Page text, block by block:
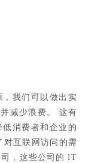
我们可以做出实
减少浪费。 这有
消费者和企业的
对互联网访问的需
，这些公司的 IT